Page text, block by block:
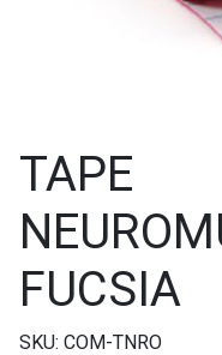
TAPE
FUCSIA
SKU: COM-TNRO